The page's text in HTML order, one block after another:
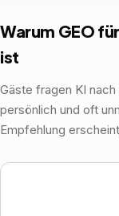
Warum GEO
ist
Gäste fragen KI
persönlich und oft
Empfehlung